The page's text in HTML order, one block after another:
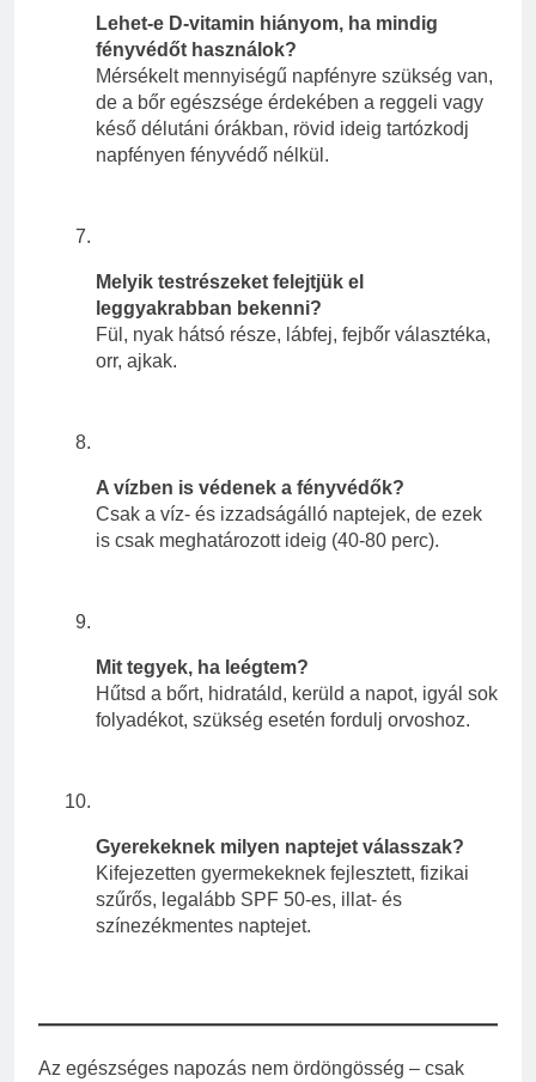
Lehet-e D-vitamin hiányom, ha mindig
fényvédőt használok?
Mérsékelt mennyiségű napfényre szükség van,
de a bőr egészsége érdekében a reggeli vagy
késő délutáni órákban, rövid ideig tartózkodj
napfényen fényvédő nélkül.
Melyik testrészeket felejtjük el
leggyakrabban bekenni?
Fül, nyak hátsó része, lábfej, fejbőr választéka,
orr, ajkak.
A vízben is védenek a fényvédők?
Csak a víz- és izzadságálló naptejek, de ezek
is csak meghatározott ideig (40-80 perc).
Mit tegyek, ha leégtem?
Hűtsd a bőrt, hidratáld, kerüld a napot, igyál sok
folyadékot, szükség esetén fordulj orvoshoz.
Gyerekeknek milyen naptejet válasszak?
Kifejezetten gyermekeknek fejlesztett, fizikai
szűrős, legalább SPF 50-es, illat- és
színezékmentes naptejet.
Az egészséges napozás nem ördöngösség – csak